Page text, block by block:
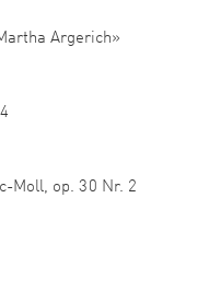
Argerich»​
Moll, op. 30 Nr. 2